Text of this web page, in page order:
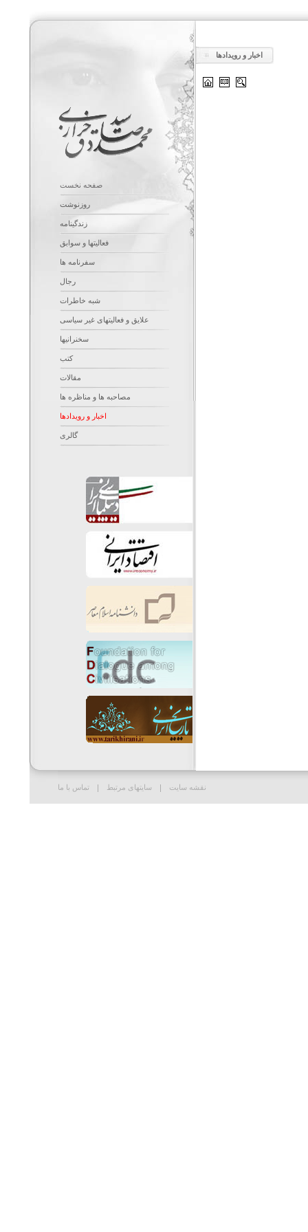
اخبار و رویدادها
صفحه نخست
روزنوشت
زندگینامه
فعالیتها و سوابق
سفرنامه ها
رجال
شبه خاطرات
علایق و فعالیتهای غیر سیاسی
سخنرانیها
کتب
مقالات
مصاحبه ها و مناظره ها
اخبار و رویدادها
گالری
نقشه سایت سایتهای مرتبط تماس با ما